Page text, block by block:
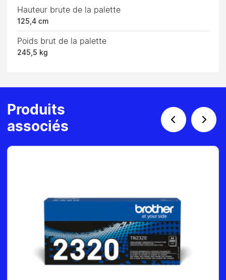
Hauteur brute de la palette
125,4 cm
Poids brut de la palette
245,5 kg
Produits
associés